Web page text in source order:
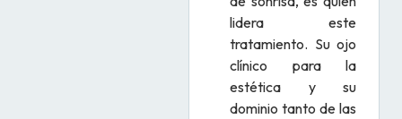
lidera este
tratamiento. Su ojo
clínico para la
estética y su
dominio tanto de las